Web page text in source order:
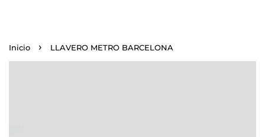
Inicio › LLAVERO METRO BARCELONA